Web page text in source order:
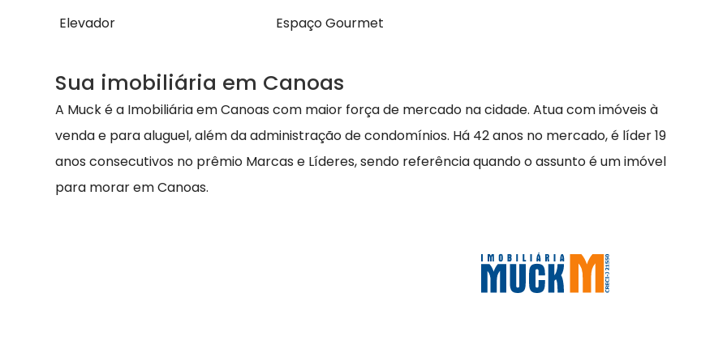
Elevador Espaço Gourmet
Sua imobiliária em Canoas
A Muck é a Imobiliária em Canoas com maior força de mercado na cidade. Atua com imóveis à
venda e para aluguel, além da administração de condomínios. Há 42 anos no mercado, é líder 19
anos consecutivos no prêmio Marcas e Líderes, sendo referência quando o assunto é um imóvel
para morar em Canoas.